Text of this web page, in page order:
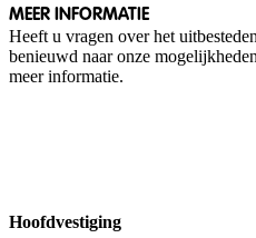
MEER INFORMATIE
Heeft u vragen over het
benieuwd naar onze
meer informatie.
Hoofdvestiging